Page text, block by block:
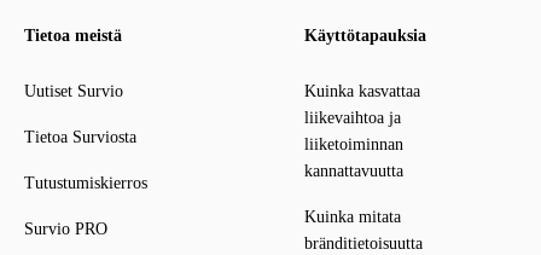
Tietoa meistä
Uutiset Survio
Tietoa Surviosta
Tutustumiskierros
Survio PRO
Käyttötapauksia
Kuinka kasvattaa
liikevaihtoa ja
liiketoiminnan
kannattavuutta
Kuinka mitata
bränditietoisuutta